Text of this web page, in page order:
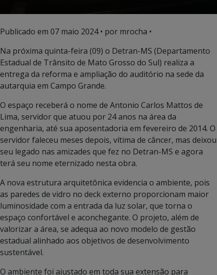
Publicado em 07 maio 2024• por mrocha •
Na próxima quinta-feira (09) o Detran-MS (Departamento
Estadual de Trânsito de Mato Grosso do Sul) realiza a
entrega da reforma e ampliação do auditório na sede da
autarquia em Campo Grande.
O espaço receberá o nome de Antonio Carlos Mattos de
Lima, servidor que atuou por 24 anos na área da
engenharia, até sua aposentadoria em fevereiro de 2014. O
servidor faleceu meses depois, vítima de câncer, mas deixou
seu legado nas amizades que fez no Detran-MS e agora
terá seu nome eternizado nesta obra.
A nova estrutura arquitetônica evidencia o ambiente, pois
as paredes de vidro no deck externo proporcionam maior
luminosidade com a entrada da luz solar, que torna o
espaço confortável e aconchegante. O projeto, além de
valorizar a área, se adequa ao novo modelo de gestão
estadual alinhado aos objetivos de desenvolvimento
sustentável.
O ambiente foi ajustado em toda sua extensão para